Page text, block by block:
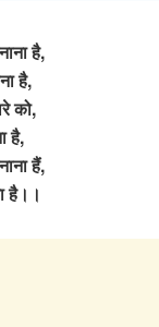
है,
है,
को,
है,
हैं,
है।।